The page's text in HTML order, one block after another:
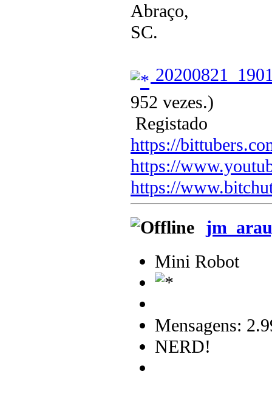
Abraço,
SC.
952 vezes.)
Registado
https://
https://
https://
Mini Robot
Mensagens:
NERD!